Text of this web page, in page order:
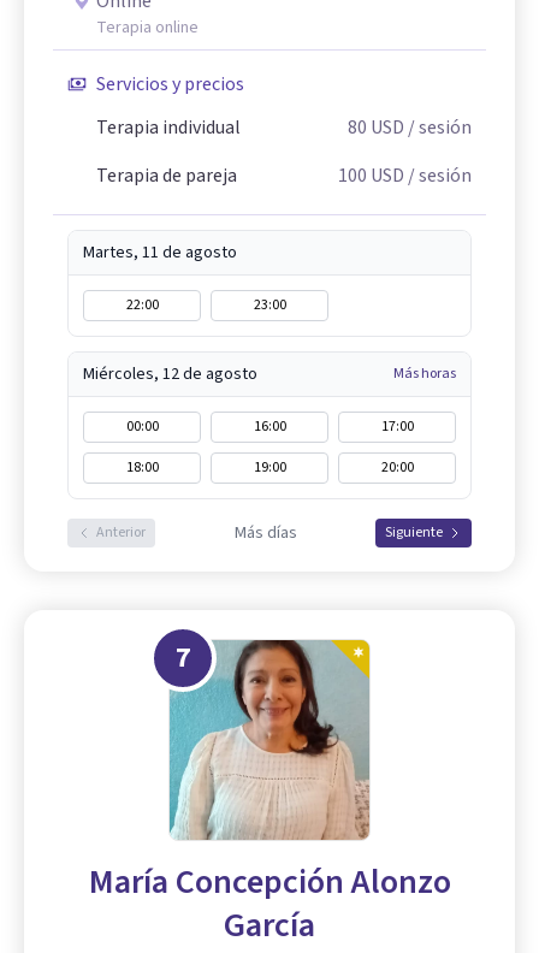
Terapia online
Servicios y precios
Terapia individual
80 USD / sesión
Terapia de pareja
100 USD / sesión
Martes, 11 de agosto
22:00 23:00
Miércoles, 12 de agosto Más horas
00:00 16:00
17:00
18:00
19:00 20:00
Anterior Más días Siguiente
7
María Concepción Alonzo
García